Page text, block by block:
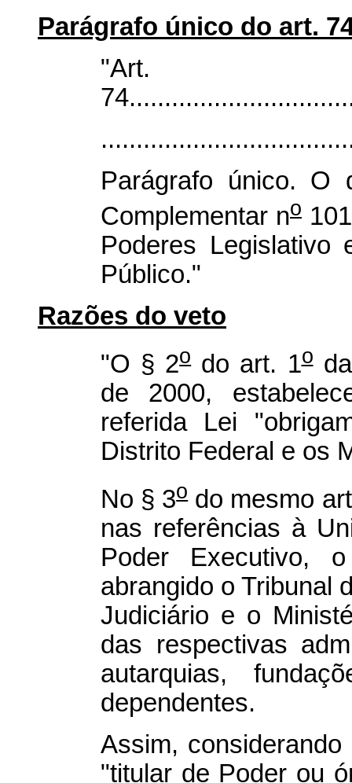
Parágrafo único do art.
"Art.
Parágrafo único.
Complementar no
Poderes Legislativo
Público."
Razões do veto
"O § 2odo art. 1oda
de 2000,
referida Lei
Distrito Federal e os
No § 3odo mesmo
nas referências à
Poder Executivo,
abrangido o Tribunal
Judiciário e o
das respectivas
autarquias,
dependentes.
Assim,
"titular de Poder ou